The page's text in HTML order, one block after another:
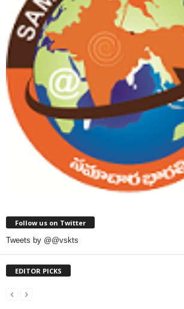
Follow us on Twitter
Tweets by @@vskts
EDITOR PICKS